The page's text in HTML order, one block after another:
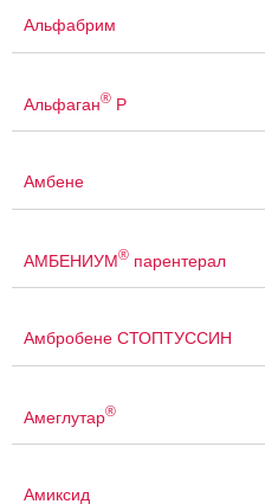
Альфабрим
Альфаган® Р
Амбене
АМБЕНИУМ® парентерал
Амбробене СТОПТУССИН
Амеглутар®
Амиксид